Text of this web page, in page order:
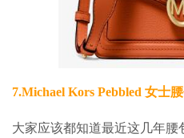
7.Michael Kors Pebbled 女士
大家应该都知道最近这几年